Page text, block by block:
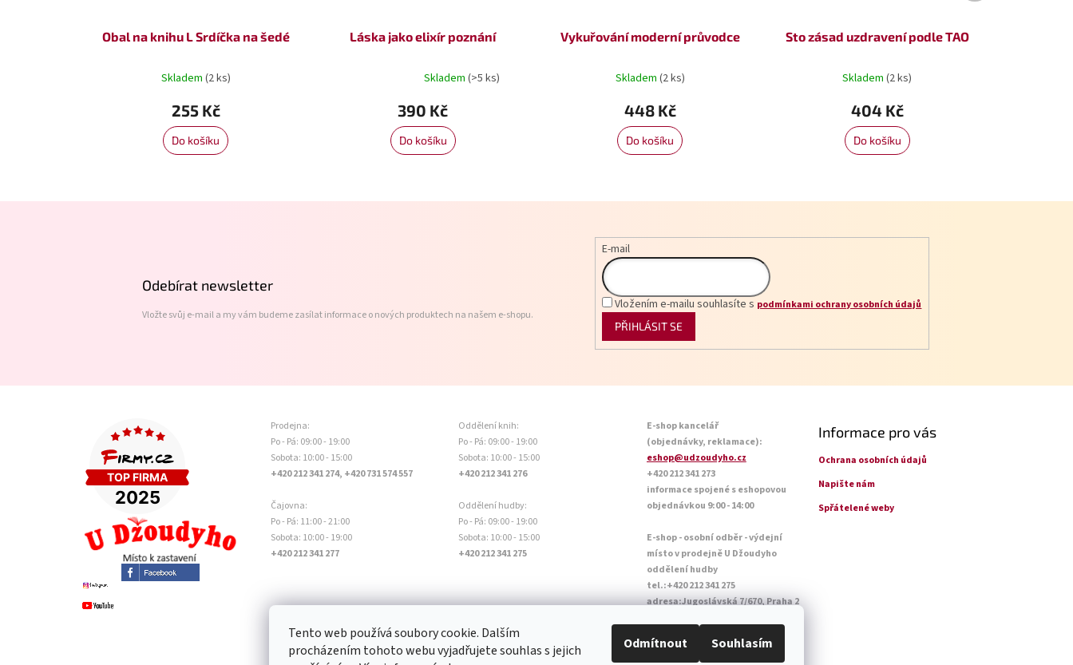
Tento web používá soubory cookie. Dalším
procházením tohoto webu vyjadřujete souhlas s jejich
Odmítnout Souhlasím
Obal na knihu L Srdíčka na šedé
Skladem (2 ks)
255 Kč
Do košíku
Láska jako elixír poznání
Skladem(>5 ks)
390 Kč
Do košíku
Vykuřování moderní průvodce
Skladem (2 ks)
448 Kč
Do košíku
Sto zásad uzdravení podle TAO
Skladem(2 ks)
404 Kč
Do košíku
Odebírat newsletter
Vložte svůj e-mail a my vám budeme zasílat informace o nových produktech na našem e-shopu.
E-mail
Vložením e-mailu souhlasíte s podmínkami ochrany osobních údajů
PŘIHLÁSIT SE
Prodejna:
Po - Pá: 09:00 - 19:00
Sobota: 10:00 - 15:00
+420 212 341 274, +420 731 574 557
Čajovna:
Po - Pá: 11:00 - 21:00
Sobota: 10:00 - 19:00
+420 212 341 277
Oddělení knih:
Po - Pá: 09:00 - 19:00
Sobota: 10:00 - 15:00
+420 212 341 276
Oddělení hudby:
Po - Pá: 09:00 - 19:00
Sobota: 10:00 - 15:00
+420 212 341 275
E-shop kancelář
(objednávky, reklamace):
eshop@udzoudyho.cz
+420 212 341 273
informace spojené s eshopovou
objednávkou 9:00 - 14:00
E-shop - osobní odběr - výdejní
místo v prodejně U Džoudyho
oddělení hudby
tel.:+420 212 341 275
adresa:Jugoslávská 7/670, Praha 2
Informace pro vás
Ochrana osobních údajů
Napište nám
Spřátelené weby